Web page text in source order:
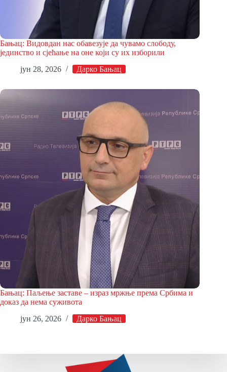
Бањац: Видовдан нас обавезује да чувамо слободу,
јединство и сјећање на оне који су их изборили
јун 28, 2026
Дарко Бањац
Бањац: Паљење заставе – израз мржње према Србима и
доказ да нема суживота
јун 26, 2026
Дарко Бањац